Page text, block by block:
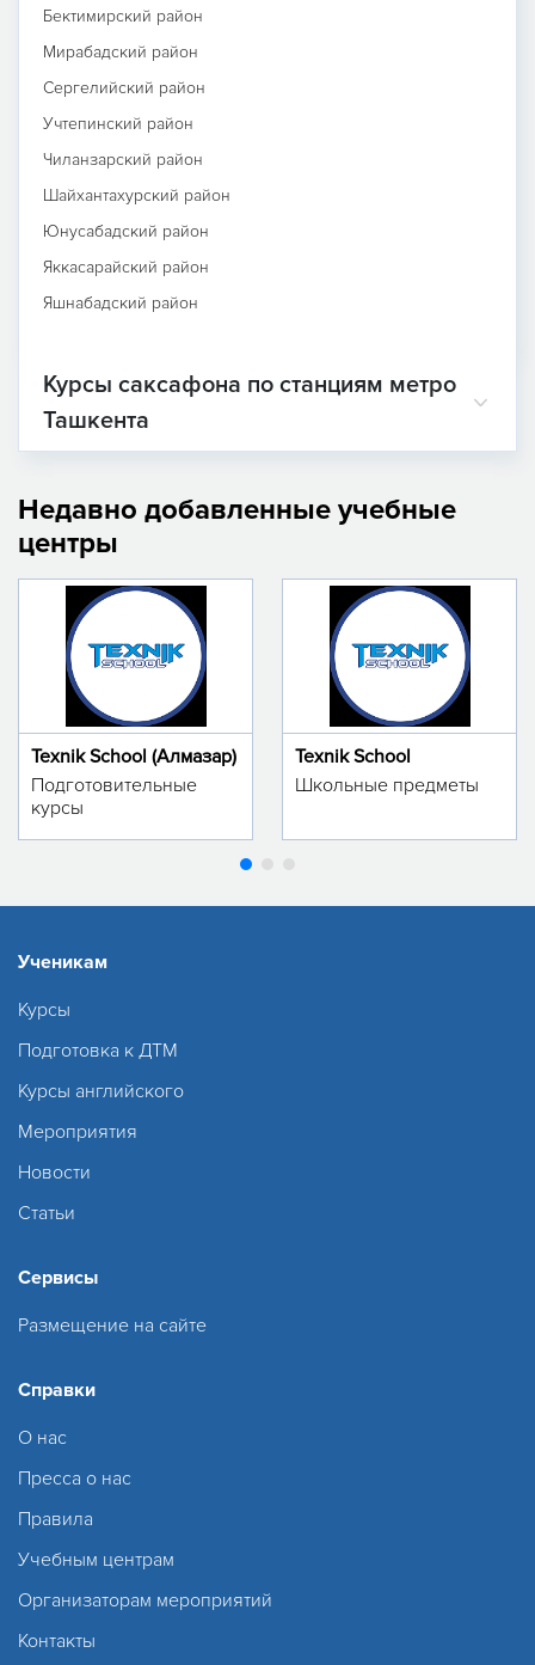
Бектимирский район
Мирабадский район
Сергелийский район
Учтепинский район
Чиланзарский район
Шайхантахурский район
Юнусабадский район
Яккасарайский район
Яшнабадский район
Курсы саксафона по станциям метро
Ташкента
Недавно добавленные учебные
центры
Texnik School (Алмазар)
Подготовительные
курсы
Texnik School
Школьные предметы
Ученикам
Курсы
Подготовка к ДТМ
Курсы английского
Мероприятия
Новости
Статьи
Сервисы
Размещение на сайте
Справки
О нас
Пресса о нас
Правила
Учебным центрам
Организаторам мероприятий
Контакты